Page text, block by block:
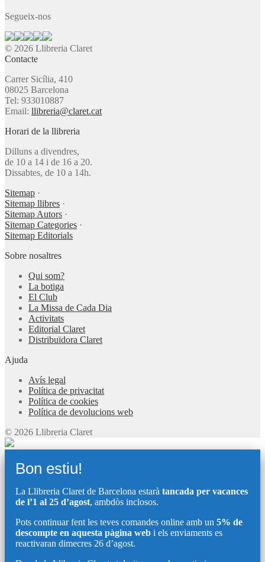
Segueix-nos
© 2026 Llibreria Claret
Contacte
Carrer Sicília, 410
08025 Barcelona
Tel: 933010887
Email: llibreria@claret.cat
Horari de la llibreria
Dilluns a divendres,
de 10 a 14 i de 16 a 20.
Dissabtes, de 10 a 14h.
Sitemap ·
Sitemap llibres ·
Sitemap Autors ·
Sitemap Categories ·
Sitemap Editorials
Sobre nosaltres
Qui som?
La botiga
El Club
La Missa de Cada Dia
Activitats
Editorial Claret
Distribuïdora Claret
Ajuda
Avís legal
Política de privacitat
Política de cookies
Política de devolucions web
© 2026 Llibreria Claret
Bon estiu!
La Llibreria Claret de Barcelona estarà tancada per vacances
de l’1 al 25 d’agost, ambdòs inclosos.
Pots continuar fent les teves comandes online amb un 5% de
descompte en aquesta pàgina web i els enviaments es
reactivaran dimecres 26 d’agost.